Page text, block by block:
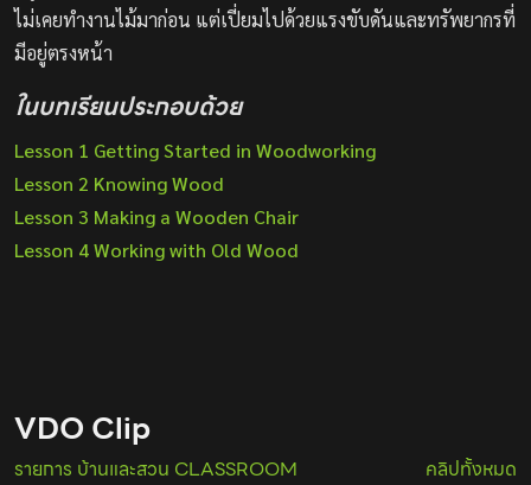
ไม่เคยทำงานไม้มาก่อน แต่เปี่ยมไปด้วยแรงขับดันและทรัพยากรที่
มีอยู่ตรงหน้า
ในบทเรียนประกอบด้วย
Lesson 1 Getting Started in Woodworking
Lesson 2 Knowing Wood
Lesson 3 Making a Wooden Chair
Lesson 4 Working with Old Wood
VDO Clip
รายการ บ้านและสวน CLASSROOM คลิปทั้งหมด